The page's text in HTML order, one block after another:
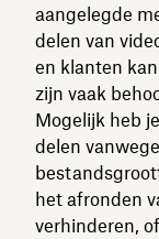
aangelegde
delen van
en klanten
zijn vaak
Mogelijk heb
delen
het afronden
verhinderen,